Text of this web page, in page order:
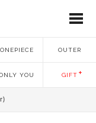
ONEPIECE OUTER
YOU GIFT